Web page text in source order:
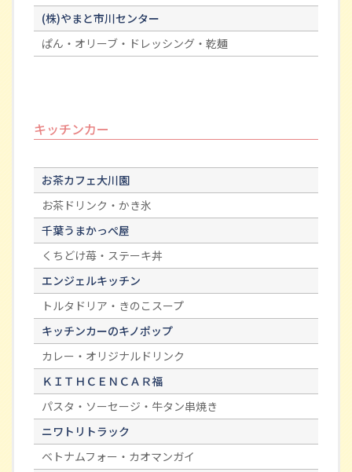
(株)やまと市川センター
ぱん・オリーブ・ドレッシング・乾麺
キッチンカー
お茶カフェ大川園
お茶ドリンク・かき氷
千葉うまかっぺ屋
くちどけ苺・ステーキ丼
エンジェルキッチン
トルタドリア・きのこスープ
キッチンカーのキノポップ
カレー・オリジナルドリンク
ＫＩＴＨＣＥＮＣＡＲ福
パスタ・ソーセージ・牛タン串焼き
ニワトリトラック
ベトナムフォー・カオマンガイ